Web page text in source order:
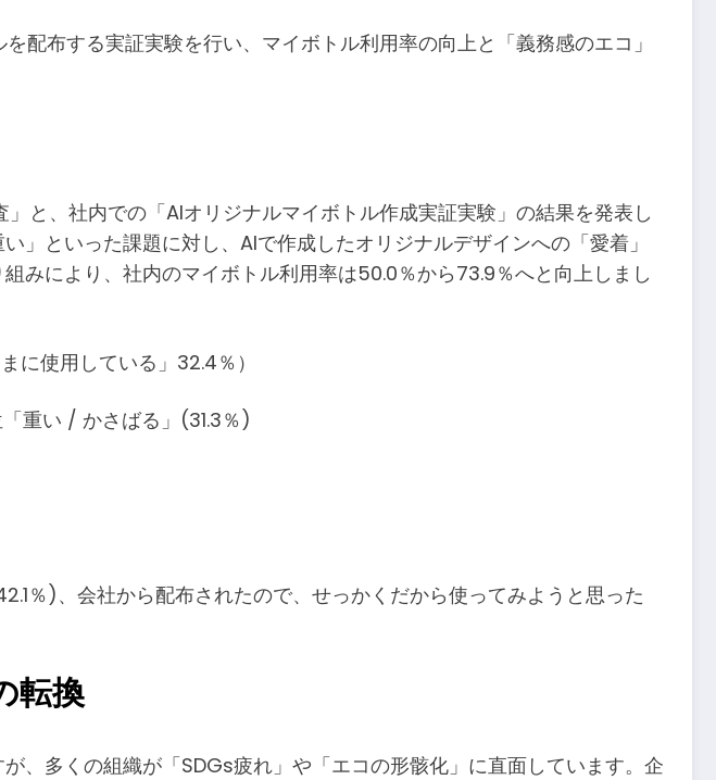
配布する実証実験を行い、マイボトル利用率の向上と「義務感のエコ」
と、社内での「AIオリジナルマイボトル作成実証実験」の結果を発表し
」といった課題に対し、AIで作成したオリジナルデザインへの「愛着」
みにより、社内のマイボトル利用率は50.0％から73.9％へと向上しまし
に使用している」32.4％）
重い / かさばる」(31.3％)
％)、会社から配布されたので、せっかくだから使ってみようと思った
転換
、多くの組織が「SDGs疲れ」や「エコの形骸化」に直面しています。企